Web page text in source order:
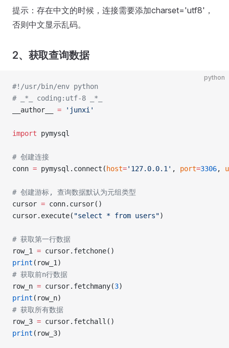
提示：存在中文的时候，连接需要添加charset='utf8'，
否则中文显示乱码。
2、获取查询数据
python
#!/usr/bin/env python
# _*_ coding:utf-8 _*_
__author__ = 'junxi'
import pymysql
# 创建连接
conn = pymysql.connect( host='127.0.0.1' , port=3306,
# 创建游标, 查询数据默认为元组类型
cursor = conn.cursor()
cursor.execute( "select * from users")
# 获取第一行数据
row_1 = cursor.fetchone()
print (row_1)
# 获取前n行数据
row_n = cursor.fetchmany(3)
print (row_n)
# 获取所有数据
row_3 = cursor.fetchall()
print (row_3)